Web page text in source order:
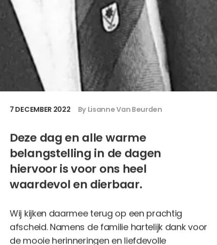
7 DECEMBER 2022 By Lisanne Van Beurden
Deze dag en alle warme
belangstelling in de dagen
hiervoor is voor ons heel
waardevol en dierbaar.
Wij kijken daarmee terug op een prachtig
afscheid. Namens de familie hartelijk dank voor
de mooie herinneringen en liefdevolle